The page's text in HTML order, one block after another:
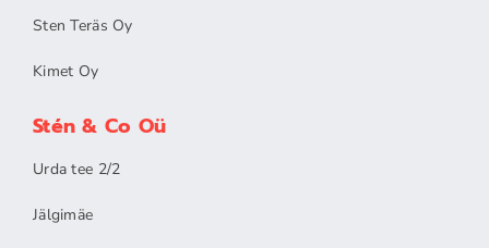
Sten Teräs Oy
Kimet Oy
Stén & Co Oü
Urda tee 2/2
Jälgimäe